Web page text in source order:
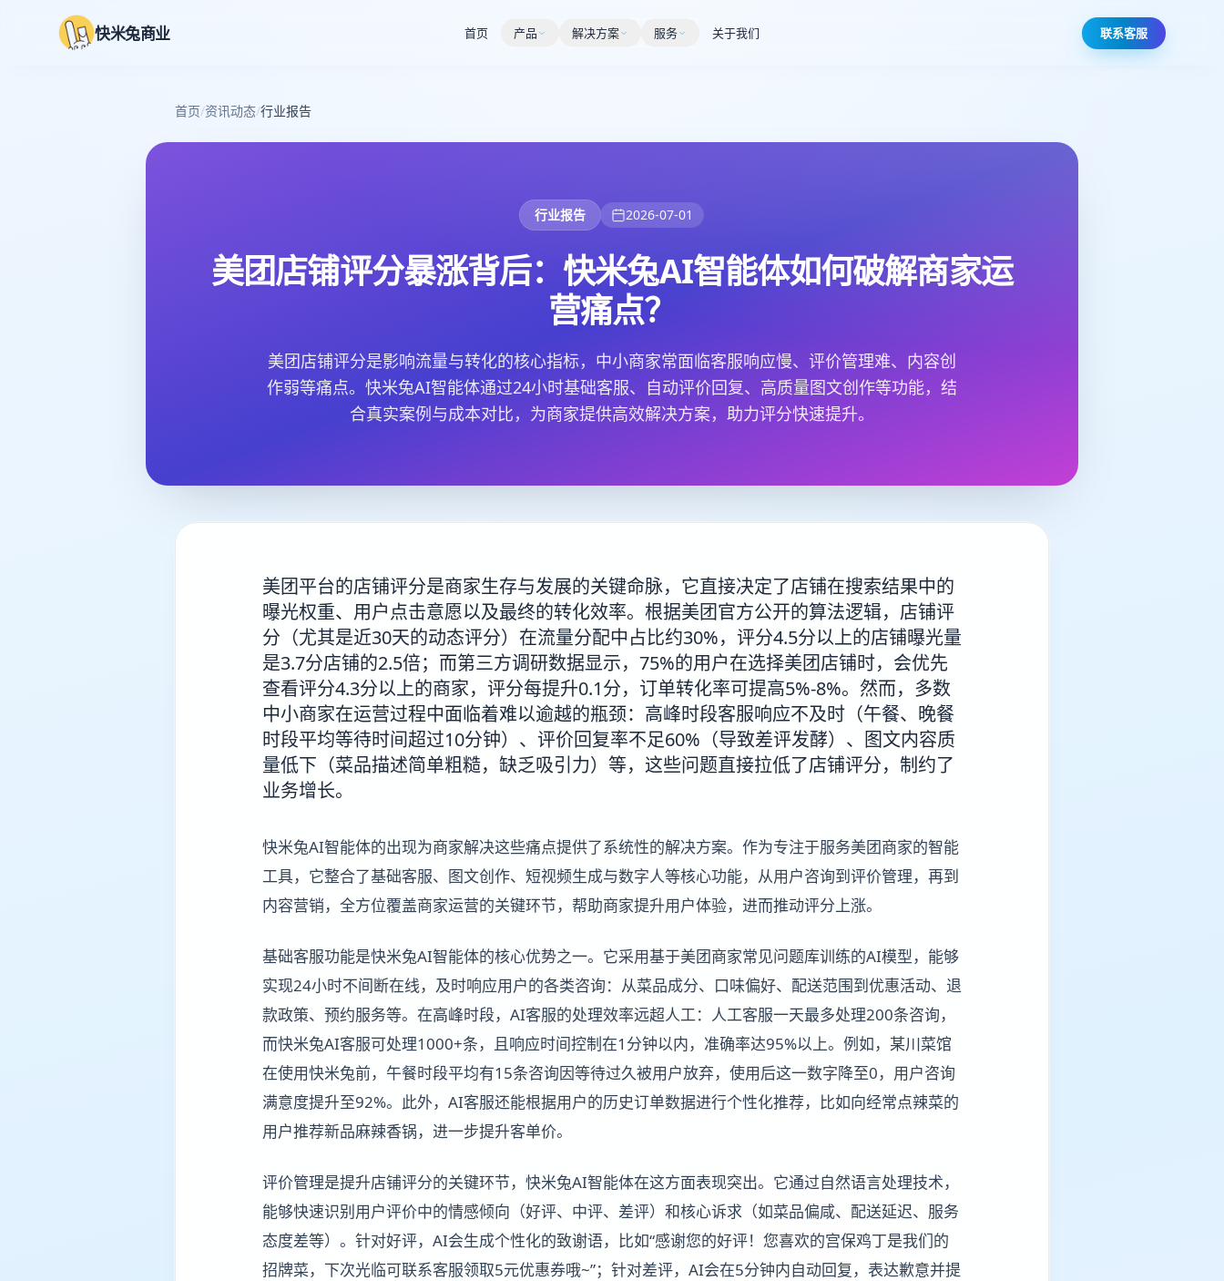
快米兔商业 首页 产品 解决方案 服务 关于我们 联系客服
首页/资讯动态/行业报告
行业报告 2026-07-01
美团店铺评分暴涨背后：快米兔AI智能体如何破解商家运
营痛点？
美团店铺评分是影响流量与转化的核心指标，中小商家常面临客服响应慢、评价管理难、内容创
作弱等痛点。快米兔AI智能体通过24小时基础客服、自动评价回复、高质量图文创作等功能，结
合真实案例与成本对比，为商家提供高效解决方案，助力评分快速提升。
美团平台的店铺评分是商家生存与发展的关键命脉，它直接决定了店铺在搜索结果中的
曝光权重、用户点击意愿以及最终的转化效率。根据美团官方公开的算法逻辑，店铺评
分（尤其是近30天的动态评分）在流量分配中占比约30%，评分4.5分以上的店铺曝光量
是3.7分店铺的2.5倍；而第三方调研数据显示，75%的用户在选择美团店铺时，会优先
查看评分4.3分以上的商家，评分每提升0.1分，订单转化率可提高5%-8%。然而，多数
中小商家在运营过程中面临着难以逾越的瓶颈：高峰时段客服响应不及时（午餐、晚餐
时段平均等待时间超过10分钟）、评价回复率不足60%（导致差评发酵）、图文内容质
量低下（菜品描述简单粗糙，缺乏吸引力）等，这些问题直接拉低了店铺评分，制约了
业务增长。
快米兔AI智能体的出现为商家解决这些痛点提供了系统性的解决方案。作为专注于服务美团商家的智能
工具，它整合了基础客服、图文创作、短视频生成与数字人等核心功能，从用户咨询到评价管理，再到
内容营销，全方位覆盖商家运营的关键环节，帮助商家提升用户体验，进而推动评分上涨。
基础客服功能是快米兔AI智能体的核心优势之一。它采用基于美团商家常见问题库训练的AI模型，能够
实现24小时不间断在线，及时响应用户的各类咨询：从菜品成分、口味偏好、配送范围到优惠活动、退
款政策、预约服务等。在高峰时段，AI客服的处理效率远超人工：人工客服一天最多处理200条咨询，
而快米兔AI客服可处理1000+条，且响应时间控制在1分钟以内，准确率达95%以上。例如，某川菜馆
在使用快米兔前，午餐时段平均有15条咨询因等待过久被用户放弃，使用后这一数字降至0，用户咨询
满意度提升至92%。此外，AI客服还能根据用户的历史订单数据进行个性化推荐，比如向经常点辣菜的
用户推荐新品麻辣香锅，进一步提升客单价。
评价管理是提升店铺评分的关键环节，快米兔AI智能体在这方面表现突出。它通过自然语言处理技术，
能够快速识别用户评价中的情感倾向（好评、中评、差评）和核心诉求（如菜品偏咸、配送延迟、服务
态度差等）。针对好评，AI会生成个性化的致谢语，比如“感谢您的好评！您喜欢的宫保鸡丁是我们的
招牌菜，下次光临可联系客服领取5元优惠券哦~”；针对差评，AI会在5分钟内自动回复，表达歉意并提